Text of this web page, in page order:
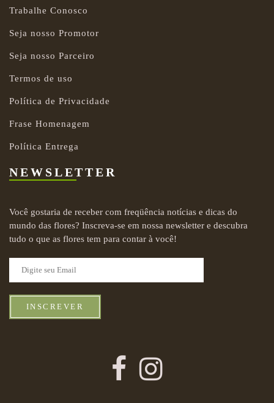
Trabalhe Conosco
Seja nosso Promotor
Seja nosso Parceiro
Termos de uso
Política de Privacidade
Frase Homenagem
Política Entrega
NEWSLETTER
Você gostaria de receber com freqüência notícias e dicas do
mundo das flores? Inscreva-se em nossa newsletter e descubra
tudo o que as flores tem para contar à você!
INSCREVER